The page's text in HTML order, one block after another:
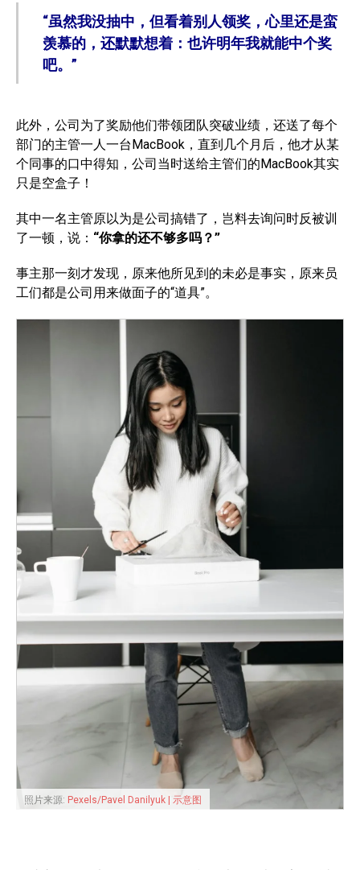
“虽然我没抽中，但看着别人领奖，心里还是蛮
羡慕的，还默默想着：也许明年我就能中个奖
吧。”
此外，公司为了奖励他们带领团队突破业绩，还送了每个
部门的主管一人一台MacBook，直到几个月后，他才从某
个同事的口中得知，公司当时送给主管们的MacBook其实
只是空盒子！
其中一名主管原以为是公司搞错了，岂料去询问时反被训
了一顿，说： “你拿的还不够多吗？”
事主那一刻才发现，原来他所见到的未必是事实，原来员
工们都是公司用来做面子的“道具”。
照片来源: Pexels/Pavel Danilyuk | 示意图